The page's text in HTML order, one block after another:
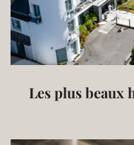
Les plus beaux